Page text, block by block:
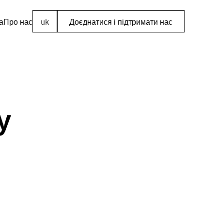
Про нас uk Доєднатися і підтримати нас